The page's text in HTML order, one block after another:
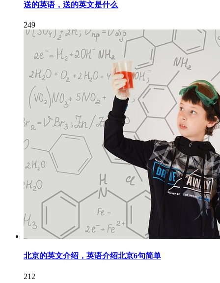
送的英语，送的英文是什么
249
北京的英文介绍，英语介绍北京6句简单
212